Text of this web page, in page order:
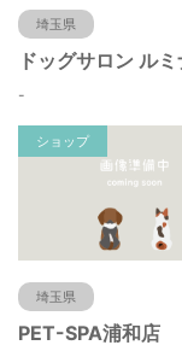
埼玉県
-
ショップ
埼玉県
PET-SPA浦和店